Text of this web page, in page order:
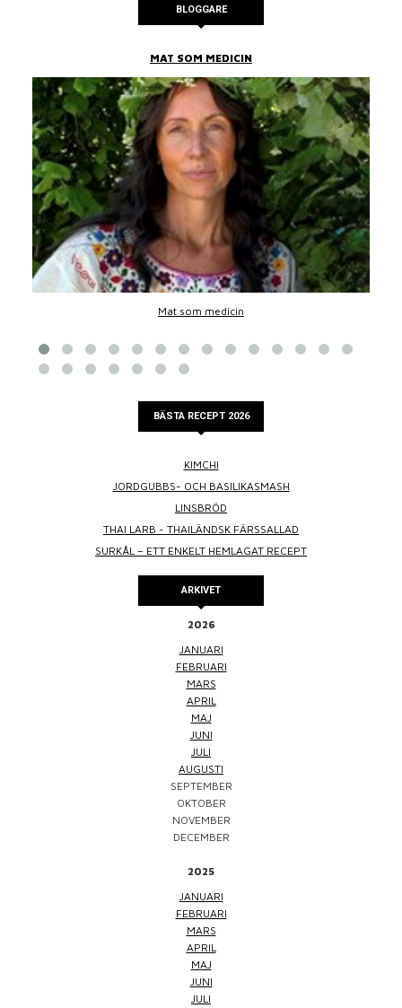
BLOGGARE
MAT SOM MEDICIN
Mat som medicin
BÄSTA RECEPT 2026
KIMCHI
JORDGUBBS- OCH BASILIKASMASH
LINSBRÖD
THAI LARB - THAILÄNDSK FÄRSSALLAD
SURKÅL – ETT ENKELT HEMLAGAT RECEPT
ARKIVET
2026
JANUARI
FEBRUARI
MARS
APRIL
MAJ
JUNI
JULI
AUGUSTI
SEPTEMBER
OKTOBER
NOVEMBER
DECEMBER
2025
JANUARI
FEBRUARI
MARS
APRIL
MAJ
JUNI
JULI